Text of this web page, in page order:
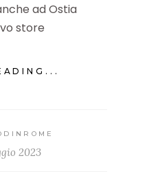
ad Ostia
store
2023